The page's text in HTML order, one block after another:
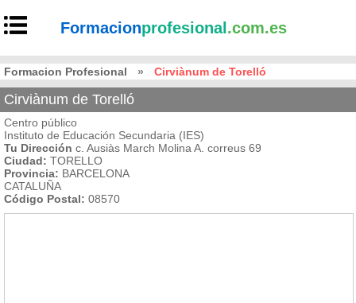
Formacionprofesional .com.es
Formacion Profesional » Cirviànum de Torelló
Cirviànum de Torelló
Centro público
Instituto de Educación Secundaria (IES)
Tu Dirección c. Ausiàs March Molina A. correus 69
Ciudad: TORELLO
Provincia: BARCELONA
CATALUÑA
Código Postal: 08570